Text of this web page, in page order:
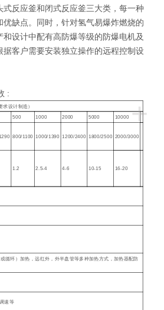
式反应釜和闭式反应釜三大类，每一种
缺点。同时，针对氢气易爆炸燃烧的
设计中配有高防爆等级的防爆电机及
据客户需要安装独立操作的远程控制设
:
+
求设计制造）
500 1000 2000 5000 10000
800/1100 1000/1390 1200/2400 1800/2500 2000/3000
1.2 2.5-4 4-6 10-15 16-20
循环）加热，远红外，外半盘管等多种加热方式，加热器配防
速等